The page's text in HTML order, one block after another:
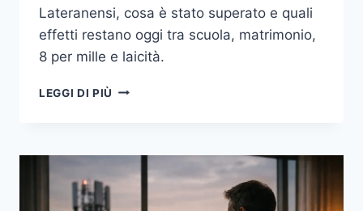
Lateranensi, cosa è stato superato e quali
effetti restano oggi tra scuola, matrimonio,
8 per mille e laicità.
LEGGI DI PIÙ PATTI
COSA
HANNO